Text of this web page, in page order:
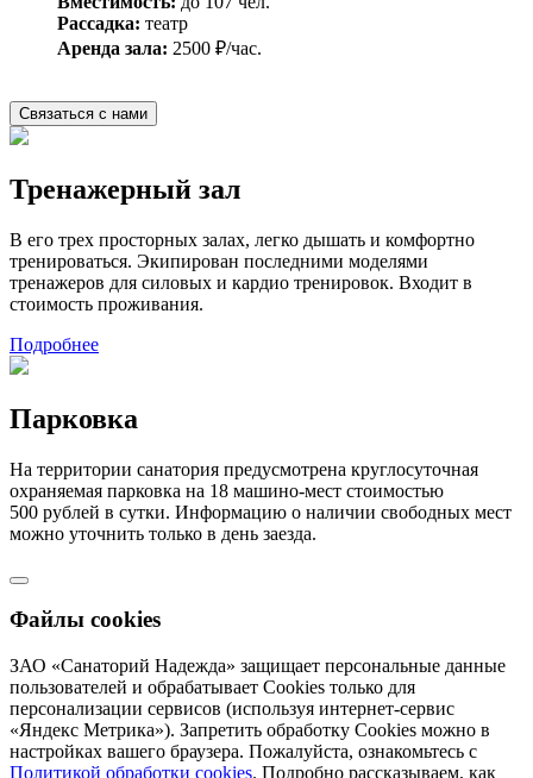
Рассадка: театр
Аренда зала: 2500 ₽/час.
Связаться с нами
Тренажерный зал
В его трех просторных залах, легко дышать и комфортно
тренироваться. Экипирован последними моделями
тренажеров для силовых и кардио тренировок. Входит в
стоимость проживания.
Подробнее
Парковка
На территории санатория предусмотрена круглосуточная
охраняемая парковка на 18 машино-мест стоимостью
500 рублей в сутки. Информацию о наличии свободных мест
можно уточнить только в день заезда.
Файлы cookies
ЗАО «Санаторий Надежда» защищает персональные данные
пользователей и обрабатывает Cookies только для
персонализации сервисов (используя интернет-сервис
«Яндекс Метрика»). Запретить обработку Cookies можно в
настройках вашего браузера. Пожалуйста, ознакомьтесь с
Политикой обработки cookies. Подробно рассказываем, как